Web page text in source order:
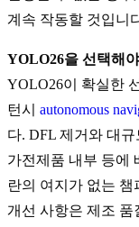
계속 작동할 것입니
YOLO26을 선택해
YOLO26이 확실한
턴시 autonomous
다. DFL 제거와 대규
가전제품 내부 등에
란의 여지가 없는 챔
개선 사항은 제조